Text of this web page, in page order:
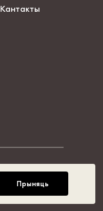
Прыняць
Кантакты